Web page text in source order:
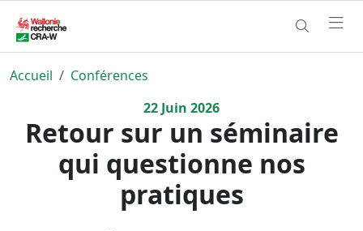
Accueil
Conférences
22 Juin 2026
Retour sur un séminaire
qui questionne nos
pratiques